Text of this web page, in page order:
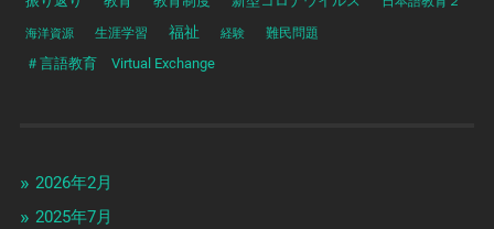
海洋資源 生涯学習 福祉 経験 難民問題
＃言語教育 Virtual Exchange
2026年2月
2025年7月